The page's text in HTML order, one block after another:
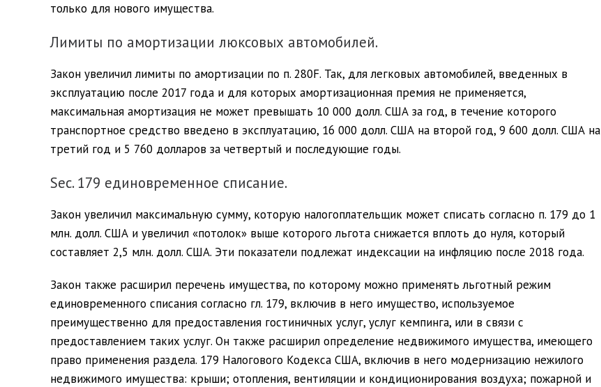
только для нового имущества.
Лимиты по амортизации люксовых автомобилей.
Закон увеличил лимиты по амортизации по п. 280F. Так, для легковых автомобилей, введенных в
эксплуатацию после 2017 года и для которых амортизационная премия не применяется,
максимальная амортизация не может превышать 10 000 долл. США за год, в течение которого
транспортное средство введено в эксплуатацию, 16 000 долл. США на второй год, 9 600 долл. США на
третий год и 5 760 долларов за четвертый и последующие годы.
Sec. 179 единовременное списание.
Закон увеличил максимальную сумму, которую налогоплательщик может списать согласно п. 179 до 1
млн. долл. США и увеличил «потолок» выше которого льгота снижается вплоть до нуля, который
составляет 2,5 млн. долл. США. Эти показатели подлежат индексации на инфляцию после 2018 года.
Закон также расширил перечень имущества, по которому можно применять льготный режим
единовременного списания согласно гл. 179, включив в него имущество, используемое
преимущественно для предоставления гостиничных услуг, услуг кемпинга, или в связи с
предоставлением таких услуг. Он также расширил определение недвижимого имущества, имеющего
право применения раздела. 179 Налогового Кодекса США, включив в него модернизацию нежилого
недвижимого имущества: крыши; отопления, вентиляции и кондиционирования воздуха; пожарной и